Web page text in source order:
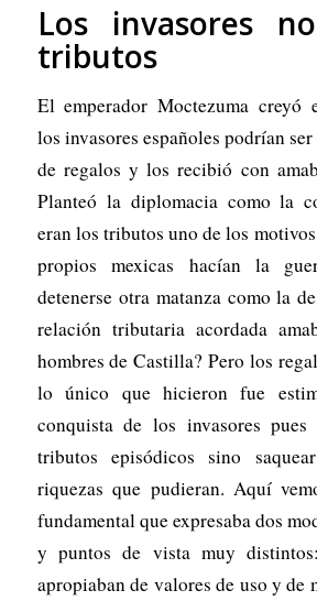
Los invasores
tributos
El emperador Moctezuma creyó
los invasores españoles podrían
de regalos y los recibió con
Planteó la diplomacia como la
eran los tributos uno de los
propios mexicas hacían la
detenerse otra matanza como la
relación tributaria acordada
hombres de Castilla? Pero los
lo único que hicieron fue
conquista de los invasores
tributos episódicos sino
riquezas que pudieran. Aquí
fundamental que expresaba dos
y puntos de vista muy
apropiaban de valores de uso y de